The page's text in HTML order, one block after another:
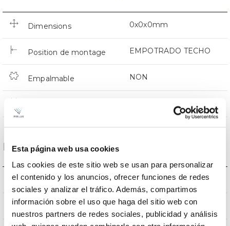
Esta página web usa cookies
Las cookies de este sitio web se usan para personalizar
el contenido y los anuncios, ofrecer funciones de redes
sociales y analizar el tráfico. Además, compartimos
información sobre el uso que haga del sitio web con
nuestros partners de redes sociales, publicidad y análisis
Dimensions 0x0x0mm
Position de montage EMPOTRADO TECHO
Empalmable NON
Données optiques
Température de coleur 4000K
CRI Indice de rendu des couleurs 80